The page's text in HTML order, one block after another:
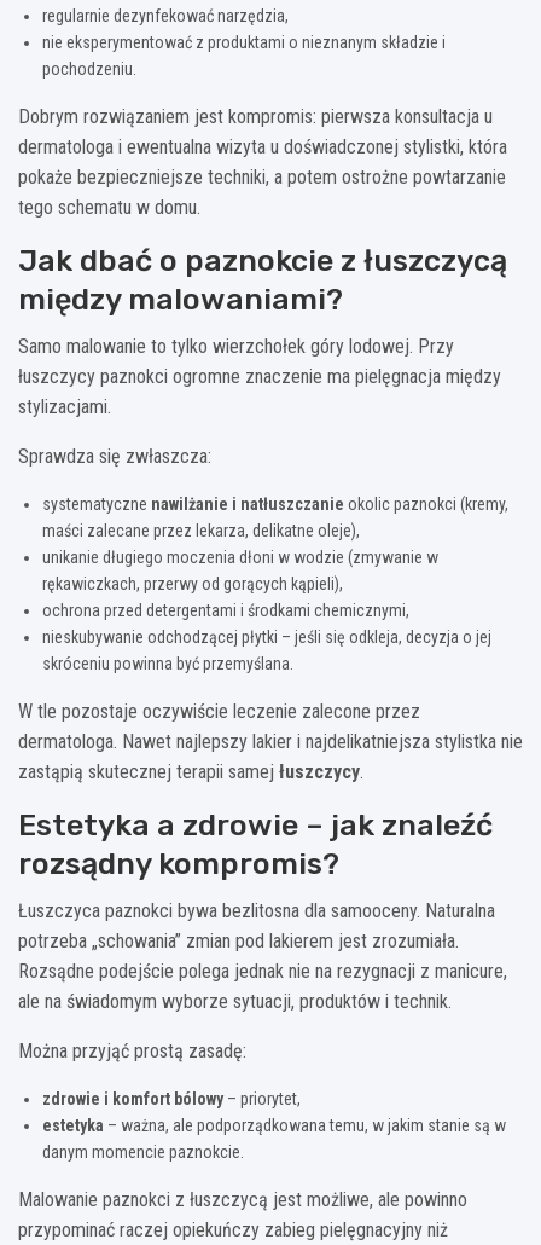
regularnie dezynfekować narzędzia,
nie eksperymentować z produktami o nieznanym składzie i
pochodzeniu.
Dobrym rozwiązaniem jest kompromis: pierwsza konsultacja u
dermatologa i ewentualna wizyta u doświadczonej stylistki, która
pokaże bezpieczniejsze techniki, a potem ostrożne powtarzanie
tego schematu w domu.
Jak dbać o paznokcie z łuszczycą
między malowaniami?
Samo malowanie to tylko wierzchołek góry lodowej. Przy
łuszczycy paznokci ogromne znaczenie ma pielęgnacja między
stylizacjami.
Sprawdza się zwłaszcza:
systematyczne nawilżanie i natłuszczanie okolic paznokci (kremy,
maści zalecane przez lekarza, delikatne oleje),
unikanie długiego moczenia dłoni w wodzie (zmywanie w
rękawiczkach, przerwy od gorących kąpieli),
ochrona przed detergentami i środkami chemicznymi,
nieskubywanie odchodzącej płytki – jeśli się odkleja, decyzja o jej
skróceniu powinna być przemyślana.
W tle pozostaje oczywiście leczenie zalecone przez
dermatologa. Nawet najlepszy lakier i najdelikatniejsza stylistka nie
zastąpią skutecznej terapii samej łuszczycy.
Estetyka a zdrowie – jak znaleźć
rozsądny kompromis?
Łuszczyca paznokci bywa bezlitosna dla samooceny. Naturalna
potrzeba „schowania” zmian pod lakierem jest zrozumiała.
Rozsądne podejście polega jednak nie na rezygnacji z manicure,
ale na świadomym wyborze sytuacji, produktów i technik.
Można przyjąć prostą zasadę:
zdrowie i komfort bólowy– priorytet,
estetyka – ważna, ale podporządkowana temu, w jakim stanie są w
danym momencie paznokcie.
Malowanie paznokci z łuszczycą jest możliwe, ale powinno
przypominać raczej opiekuńczy zabieg pielęgnacyjny niż